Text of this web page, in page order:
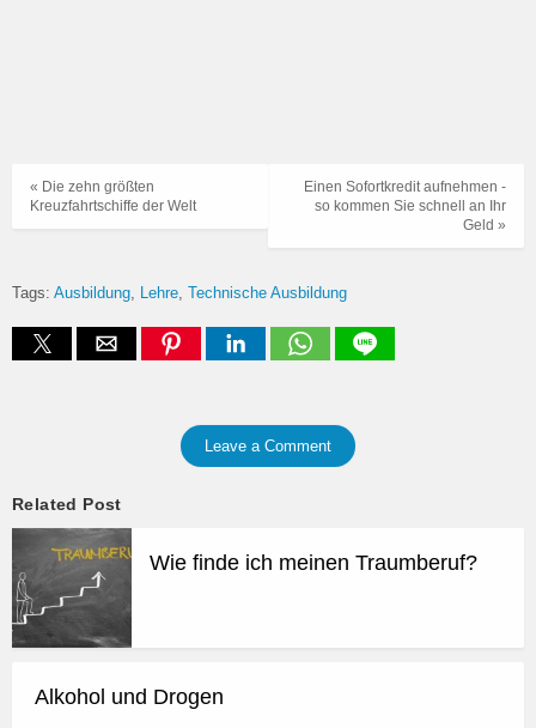
Einen Sofortkredit aufnehmen -
so kommen Sie schnell an Ihr
Geld »
« Die zehn größten
Kreuzfahrtschiffe der Welt
Tags: Ausbildung Lehre Technische Ausbildung
Leave a Comment
Related Post
Wie finde ich meinen Traumberuf?
Alkohol und Drogen